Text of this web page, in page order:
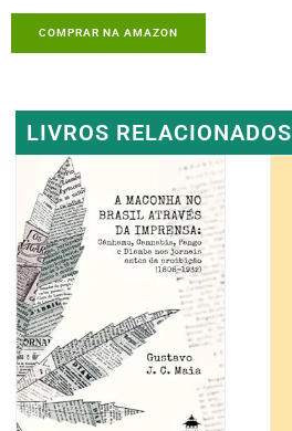
COMPRAR NA AMAZON
LIVROS RELACIONADOS